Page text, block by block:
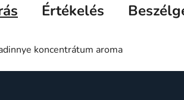
Értékelés
koncentrátum aroma